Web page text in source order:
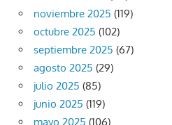
noviembre 2025 (119)
octubre 2025 (102)
septiembre 2025 (67)
agosto 2025 (29)
julio 2025 (85)
junio 2025 (119)
mayo 2025 (106)